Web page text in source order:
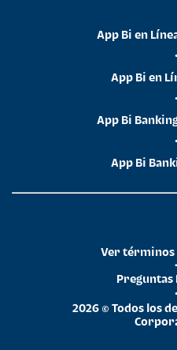
App Bi en
•
App Bi en
•
App Bi
•
App Bi
2026 © Todos los
•
Preguntas
•
Ver términos